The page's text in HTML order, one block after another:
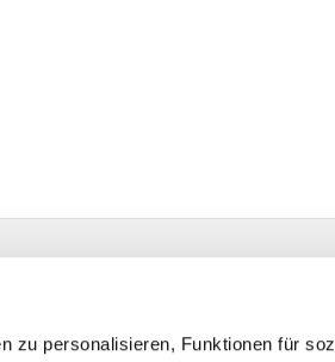
zu personalisieren, Funktionen für